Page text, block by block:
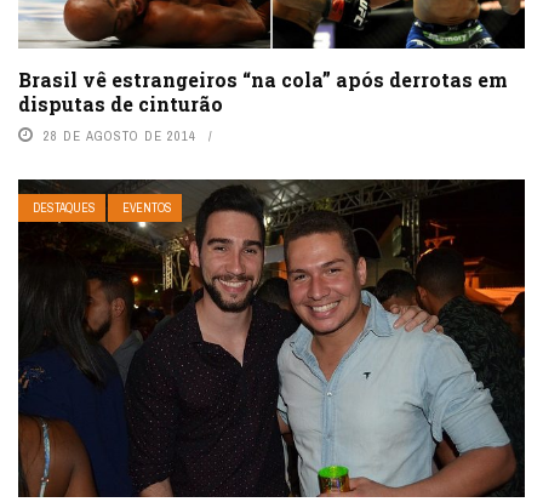
Brasil vê estrangeiros “na cola” após derrotas em
disputas de cinturão
28 DE AGOSTO DE 2014
DESTAQUES EVENTOS